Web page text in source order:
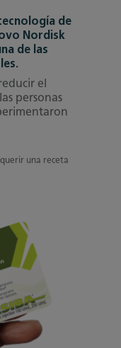
de
Nordisk
de las
el
personas
una receta